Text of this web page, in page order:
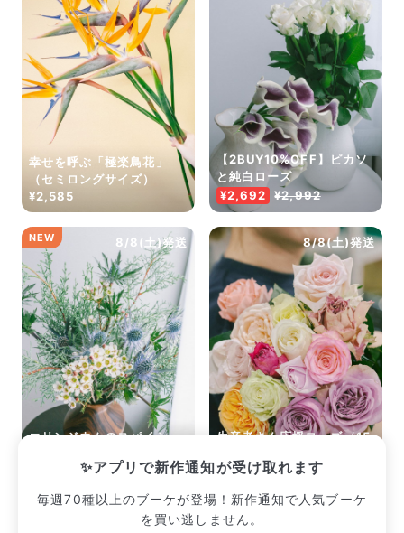
✨アプリで新作通知が受け取れます
毎週70種以上のブーケが登場！新作通知で人気ブーケ
を買い逃しません。
幸せを呼ぶ「極楽鳥花」
（セミロングサイズ）
¥2,585
【2BUY10%OFF】ピカソ
と純白ローズ
¥2,692
¥2,992
8/8(土)発送
NEW
エリンジウムのスパイシー
8/8(土)発送
生産者さん応援ローズ（15
¥2,387
販売中のブーケ一覧へ